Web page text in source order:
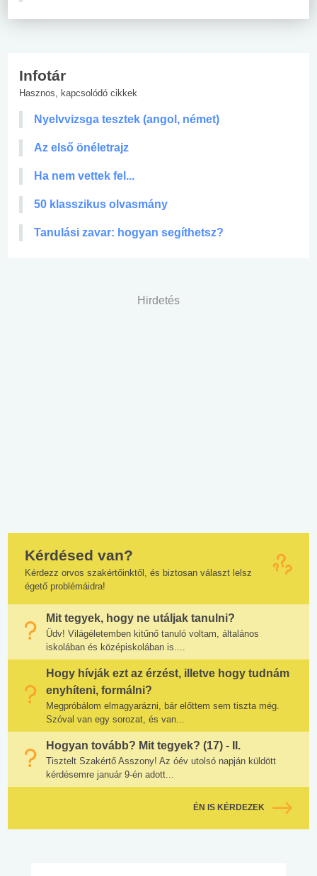
Infotár
Hasznos, kapcsolódó cikkek
Nyelvvizsga tesztek (angol, német)
Az első önéletrajz
Ha nem vettek fel...
50 klasszikus olvasmány
Tanulási zavar: hogyan segíthetsz?
Hirdetés
Kérdésed van?
Kérdezz orvos szakértőinktől, és biztosan választ lelsz
égető problémáidra!
Mit tegyek, hogy ne utáljak tanulni?
Üdv! Világéletemben kitűnő tanuló voltam, általános
iskolában és középiskolában is....
Hogy hívják ezt az érzést, illetve hogy tudnám
enyhíteni, formálni?
Megpróbálom elmagyarázni, bár előttem sem tiszta még.
Szóval van egy sorozat, és van...
Hogyan tovább? Mit tegyek? (17) - II.
Tisztelt Szakértő Asszony! Az óév utolsó napján küldött
kérdésemre január 9-én adott...
ÉN IS KÉRDEZEK